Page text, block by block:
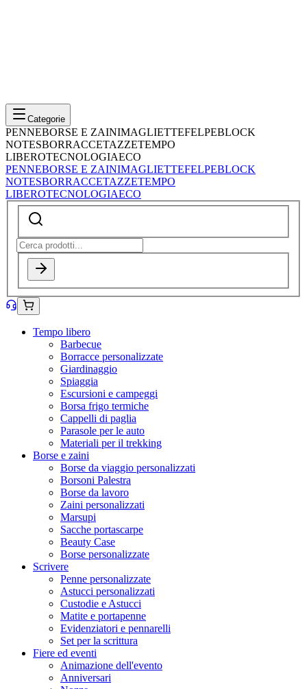
Categorie
PENNEBORSE E ZAINIMAGLIETTEFELPEBLOCK
NOTESBORRACCETAZZETEMPO
LIBEROTECNOLOGIAECO
PENNEBORSE E ZAINIMAGLIETTEFELPEBLOCK
NOTESBORRACCETAZZETEMPO
LIBEROTECNOLOGIAECO
Tempo libero
Barbecue
Borracce personalizzate
Giardinaggio
Spiaggia
Escursioni e campeggi
Borsa frigo termiche
Cappelli di paglia
Parasole per le auto
Materiali per il trekking
Borse e zaini
Borse da viaggio personalizzati
Borsoni Palestra
Borse da lavoro
Zaini personalizzati
Marsupi
Sacche portascarpe
Beauty Case
Borse personalizzate
Scrivere
Penne personalizzate
Astucci personalizzati
Custodie e Astucci
Matite e portapenne
Evidenziatori e pennarelli
Set per la scrittura
Fiere ed eventi
Animazione dell'evento
Anniversari